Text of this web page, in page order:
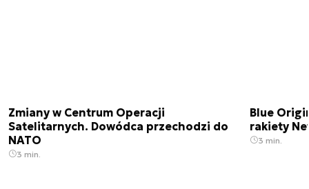
Zmiany w Centrum Operacji
Satelitarnych. Dowódca przechodzi do
NATO
3 min.
Blue
rakiety
3 min.